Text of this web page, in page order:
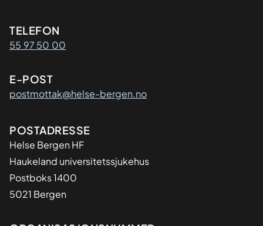
Kontaktinformasjon
TELEFON
55 97 50 00
E-POST
postmottak@helse-bergen.no
Adresse
POSTADRESSE
Helse Bergen HF
Haukeland universitetssjukehus
Postboks 1400
5021 Bergen